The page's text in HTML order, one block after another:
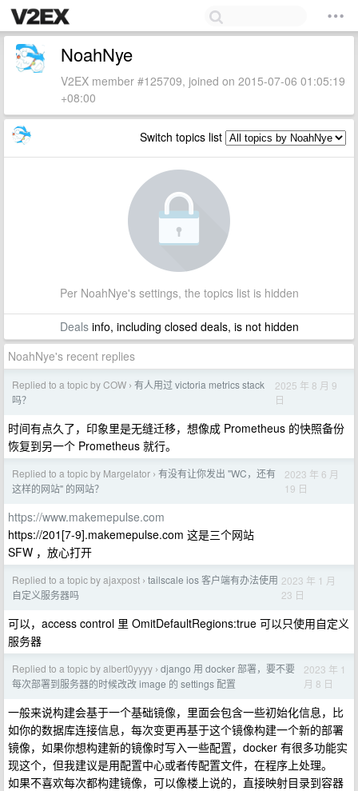
NoahNye
V2EX member #125709, joined on 2015-07-06 01:05:19
+08:00
Switch topics list
Per NoahNye's settings, the topics list is hidden
Dealsinfo, including closed deals, is not hidden
NoahNye's recent replies
Replied to a topic by COW › 有人用过 victoria metrics stack
吗？
2025 年 8 月 9
日
时间有点久了，印象里是无缝迁移，想像成 Prometheus 的快照备份
恢复到另一个 Prometheus 就行。
Replied to a topic by Margelator › 有没有让你发出 "WC，还有
这样的网站" 的网站？
2023 年 6 月
19 日
https://www.makemepulse.com
https://201[7-9].makemepulse.com 这是三个网站
SFW ，放心打开
Replied to a topic by ajaxpost › tailscale ios 客户端有办法使用
自定义服务器吗
2023 年 1 月
23 日
可以，access control 里 OmitDefaultRegions:true 可以只使用自定义
服务器
Replied to a topic by albert0yyyy › django 用 docker 部署，要不要
每次部署到服务器的时候改改 image 的 settings 配置
2023 年 1
月 8 日
一般来说构建会基于一个基础镜像，里面会包含一些初始化信息，比
如你的数据库连接信息，每次变更再基于这个镜像构建一个新的部署
镜像，如果你想构建新的镜像时写入一些配置，docker 有很多功能实
现这个，但我建议是用配置中心或者传配置文件，在程序上处理。
如果不喜欢每次都构建镜像，可以像楼上说的，直接映射目录到容器